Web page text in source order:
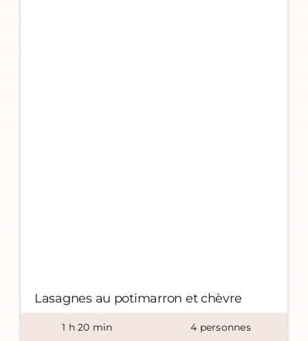
Lasagnes au potimarron et chèvre
1 h20 min 4 personnes